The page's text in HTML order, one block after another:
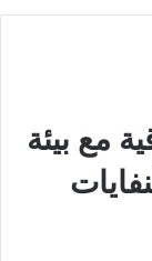
مع بيئة